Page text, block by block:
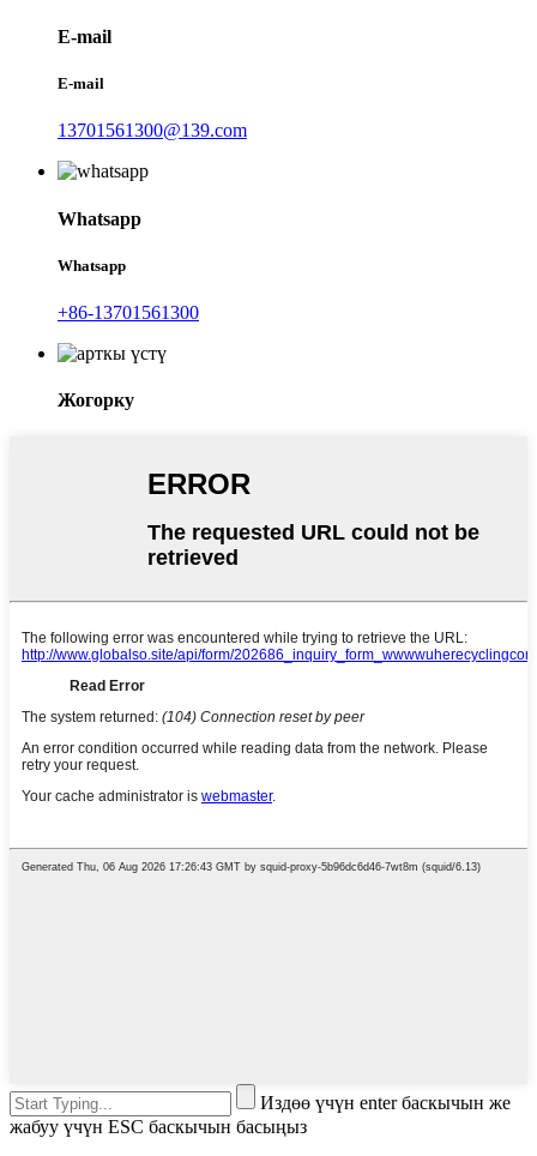
E-mail
E-mail
13701561300@139.com
Whatsapp
Whatsapp
+86-13701561300
Жогорку
Издөө үчүн enter баскычын же
жабуу үчүн ESC баскычын басыңыз